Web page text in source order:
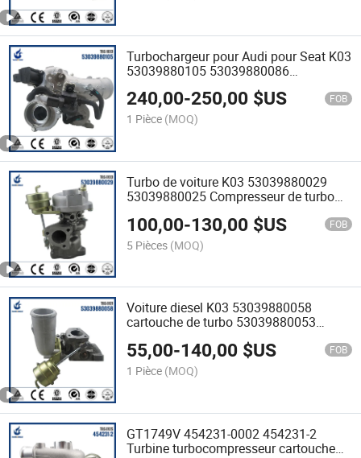
Turbochargeur pour Audi pour Seat K03
53039880105 53039880086
06F145701 06F145701B
240,00-250,00 $US FOB
1 Pièce (MOQ)
Turbo de voiture K03 53039880029
53039880025 Compresseur de turbo
100,00-130,00 $US FOB
5 Pièces (MOQ)
Voiture diesel K03 53039880058
cartouche de turbo 53039880053
55,00-140,00 $US FOB
1 Pièce (MOQ)
GT1749V 454231-0002 454231-2
Turbine turbocompresseur cartouche